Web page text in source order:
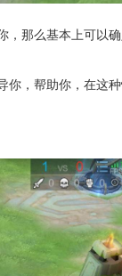
，那么基本上可以
你，帮助你，在这